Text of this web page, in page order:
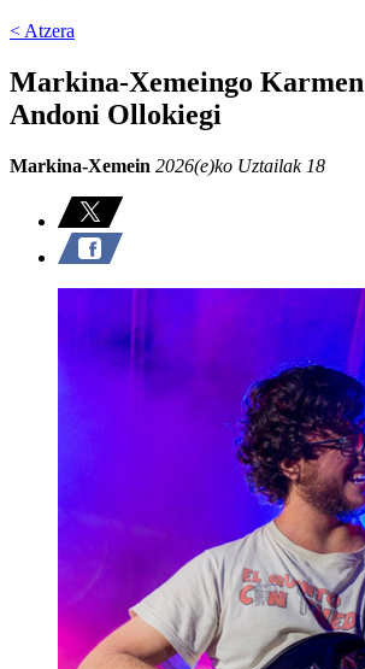
< Atzera
Markina-Xemeingo
Andoni Ollokiegi
Markina-Xemein 2026(e)ko Uztailak 18